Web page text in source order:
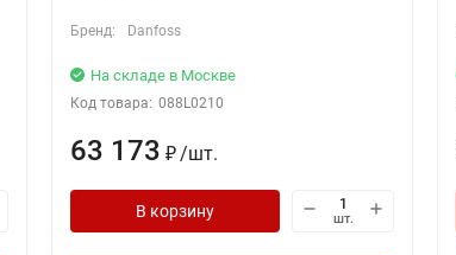
Бренд: Danfoss
На складе в Москве
Код товара: 088L0210
63 173 ₽ /шт.
В корзину шт.